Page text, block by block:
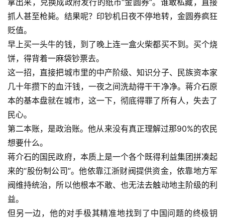
拿出来，兑换成政府发行的纸币“金圆券”。谁敢私藏，直接
抓人甚至枪毙。结果呢？印钞机日夜不停地转，金圆券疯狂
贬值。
早上买一头牛的钱，到了晚上连一盒火柴都买不到。买个烧
饼，得背着一麻袋钞票去。
这一招，直接把城市里的中产阶级、知识分子、民族资本家
几十年攒下的血汗钱，一夜之间洗劫得干干净净。蒋介石原
本的基本盘就在城市，这一下，彻底得罪了所有人，失去了
民心。
第二本账，是政治账。他从来没有真正理解过那90%的农民
想要什么。
蒋介石的国民政府，本质上是一个各个既得利益集团拼凑起
来的“股份制公司”。他依靠江浙财阀提供资金，依靠地方军
阀维持统治，所以他根本不敢、也无法去触动地主阶级的利
益。
但另一边，他的对手极其精准地找到了中国问题的终极钥